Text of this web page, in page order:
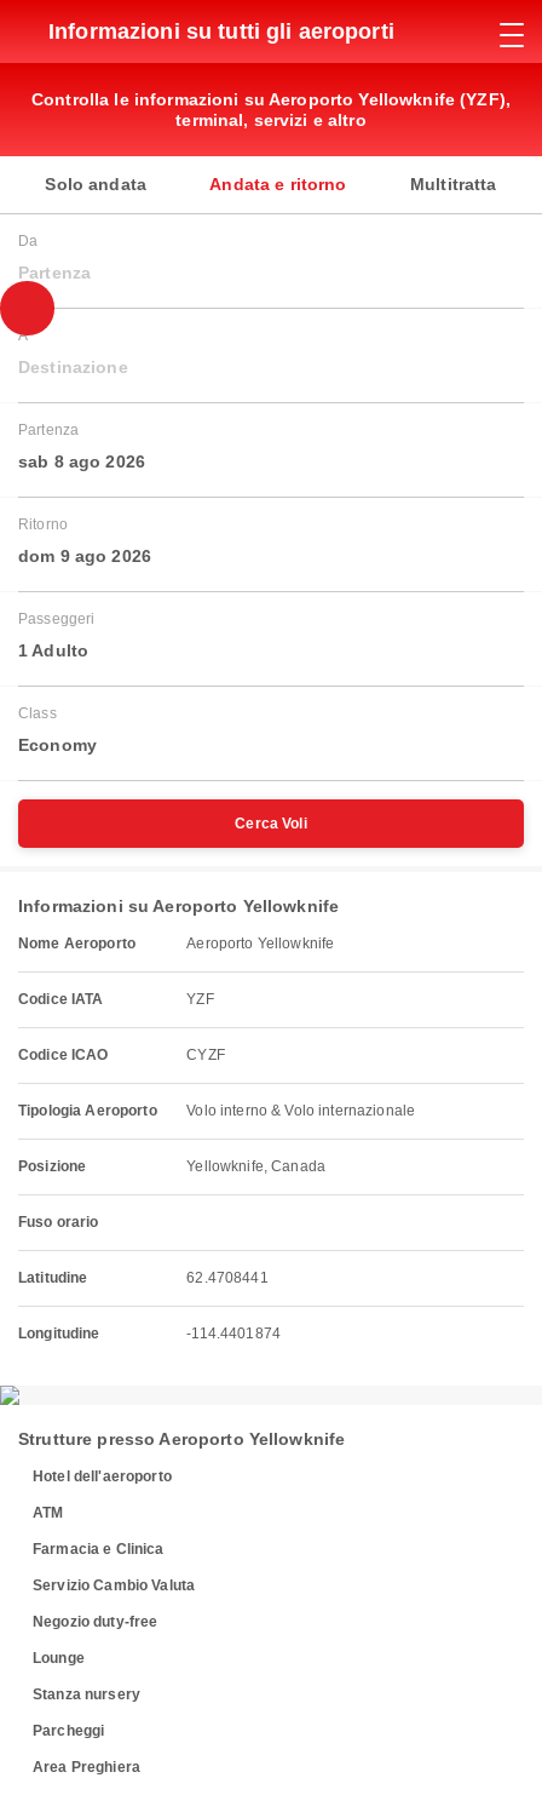
Informazioni su tutti gli aeroporti
Controlla le informazioni su Aeroporto Yellowknife (YZF),
terminal, servizi e altro
Solo andata Andata e ritorno Multitratta
Da
Partenza
A
Destinazione
Partenza
sab 8 ago 2026
Ritorno
dom 9 ago 2026
Passeggeri
1 Adulto
Class
Economy
Cerca Voli
Informazioni su Aeroporto Yellowknife
Nome Aeroporto Aeroporto Yellowknife
Codice IATA YZF
Codice ICAO CYZF
Tipologia Aeroporto Volo interno & Volo internazionale
Posizione Yellowknife, Canada
Fuso orario
Latitudine 62.4708441
Longitudine -114.4401874
Strutture presso Aeroporto Yellowknife
Hotel dell'aeroporto
ATM
Farmacia e Clinica
Servizio Cambio Valuta
Negozio duty-free
Lounge
Stanza nursery
Parcheggi
Area Preghiera